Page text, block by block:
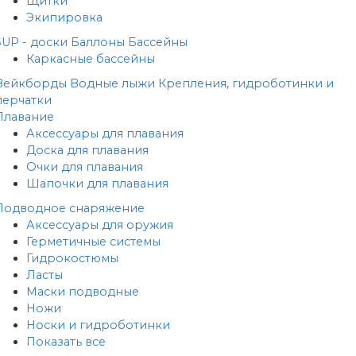
Экипировка
- доски Баллоны Бассейны
Каркасные бассейны
Водные лыжи Крепления, гидроботинки и
Аксессуары для плавания
Доска для плавания
Очки для плавания
Шапочки для плавания
снаряжение
Аксессуары для оружия
Герметичные системы
Гидрокостюмы
Ласты
Маски подводные
Ножи
Носки и гидроботинки
Показать все